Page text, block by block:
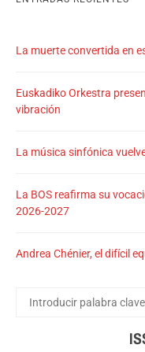
La muerte convertida en
Euskadiko Orkestra
vibración
La música sinfónica
La BOS reafirma su
2026-2027
Andrea Chénier, el difícil
POR: